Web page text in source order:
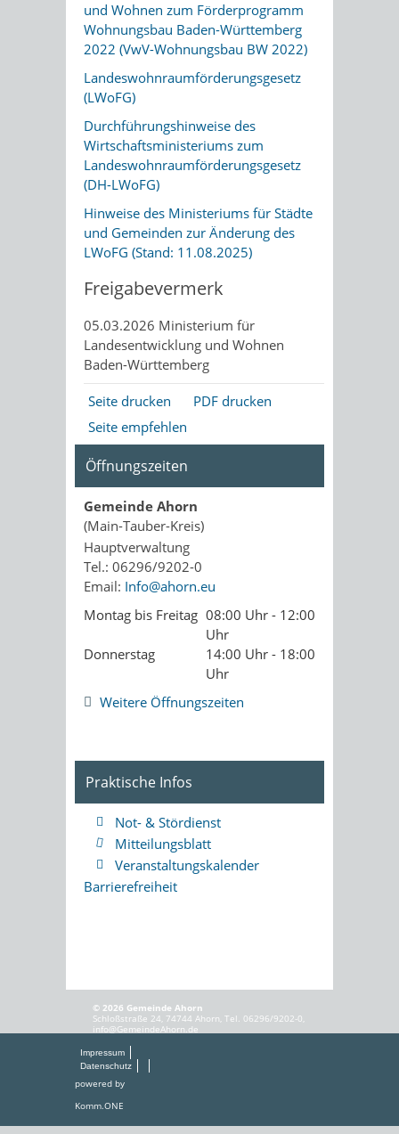
und Wohnen zum Förderprogramm
Wohnungsbau Baden-Württemberg
2022 (VwV-Wohnungsbau BW 2022)
Landeswohnraumförderungsgesetz
(LWoFG)
Durchführungshinweise des
Wirtschaftsministeriums zum
Landeswohnraumförderungsgesetz
(DH-LWoFG)
Hinweise des Ministeriums für Städte
und Gemeinden zur Änderung des
LWoFG (Stand: 11.08.2025)
Freigabevermerk
05.03.2026 Ministerium für
Landesentwicklung und Wohnen
Baden-Württemberg
Seite drucken
PDF drucken
Seite empfehlen
Öffnungszeiten
Gemeinde Ahorn
(Main-Tauber-Kreis)
Hauptverwaltung
Tel.: 06296/9202-0
Email: Info@ahorn.eu
Montag bis Freitag 08:00 Uhr - 12:00
Uhr
Donnerstag
14:00 Uhr - 18:00
Uhr
Weitere Öffnungszeiten
Praktische Infos
Not- & Stördienst
Mitteilungsblatt
Veranstaltungskalender
Barrierefreiheit
© 2026 Gemeinde Ahorn
Schloßstraße 24, 74744 Ahorn, Tel. 06296/9202-0,
info@GemeindeAhorn.de
Impressum
Datenschutz
powered by
Komm.ONE